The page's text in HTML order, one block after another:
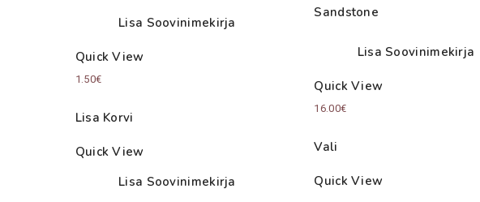
Lisa Soovinimekirja
Quick View
1.50€
Lisa Korvi
Quick View
Lisa Soovinimekirja
Sandstone
Lisa Soovinimekirja
Quick View
16.00€
Vali
Quick View